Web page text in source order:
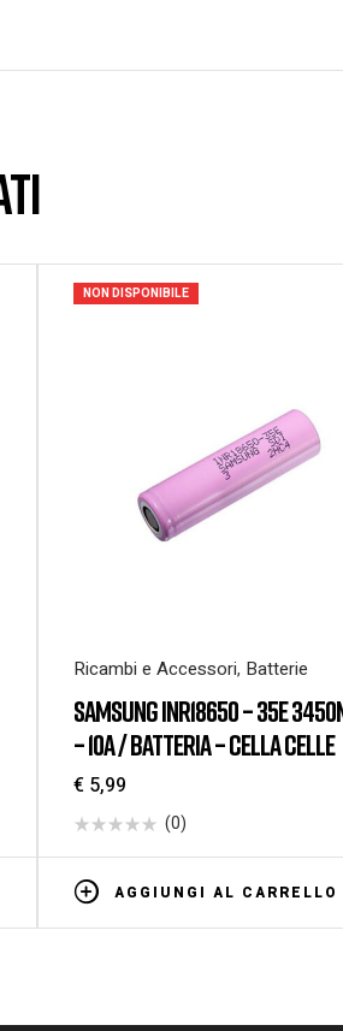
NON DISPONIBILE
Ricambi e Accessori, Batterie
SAMSUNG INR18650 – 35E
– 10A / BATTERIA – CELLA CELLE
€ 5,99
(0)
AGGIUNGI AL CARRELLO